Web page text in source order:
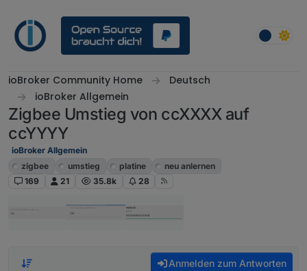
ioBroker Community Home
Deutsch
ioBroker Allgemein
Zigbee Umstieg von ccXXXX auf
ccYYYY
ioBroker Allgemein
zigbee
umstieg platine
neu anlernen
169
21 35.8k 28
Anmelden zum Antworten